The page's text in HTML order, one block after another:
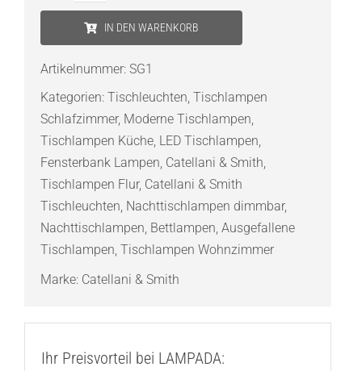
1
LED-
Tischleuchte
Menge
IN DEN WARENKORB
Artikelnummer: SG1
Kategorien: Tischleuchten, Tischlampen
Schlafzimmer, Moderne Tischlampen,
Tischlampen Küche, LED Tischlampen,
Fensterbank Lampen, Catellani & Smith,
Tischlampen Flur, Catellani & Smith
Tischleuchten, Nachttischlampen dimmbar,
Nachttischlampen, Bettlampen, Ausgefallene
Tischlampen, Tischlampen Wohnzimmer
Marke: Catellani & Smith
Ihr Preisvorteil bei LAMPADA: